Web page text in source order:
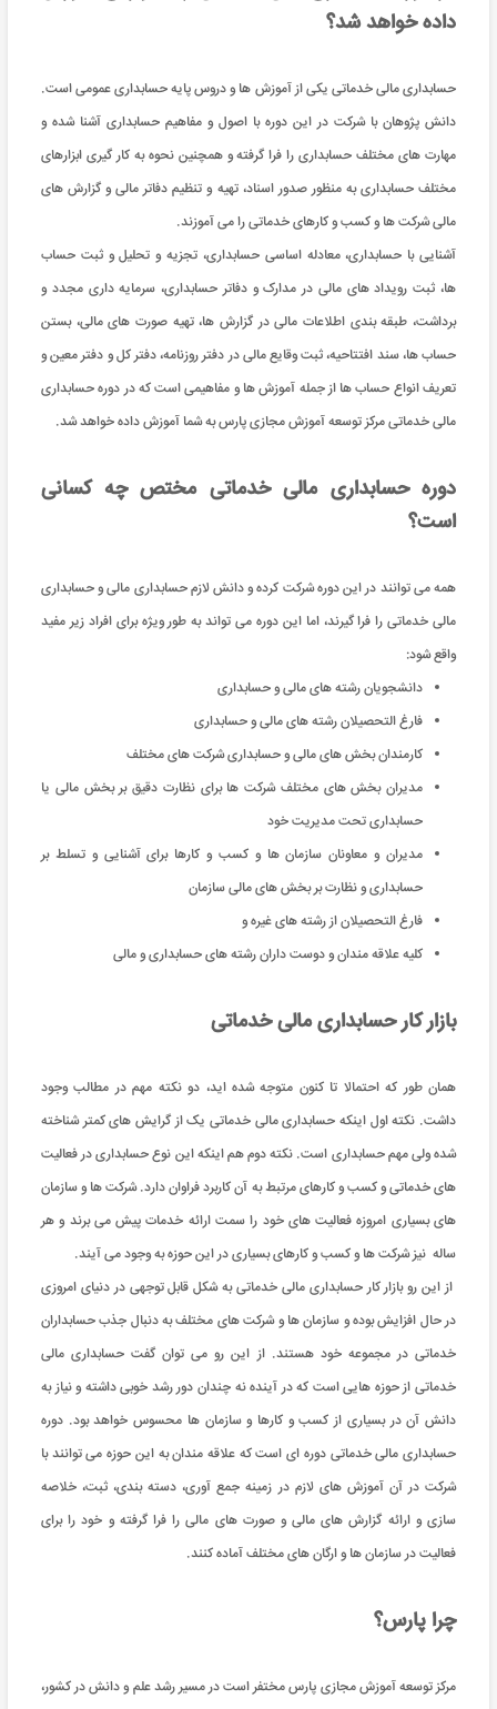
داده خواهد شد؟
حسابداری مالی خدماتی یکی از آموزش ها و دروس پایه حسابداری عمومی است.
دانش پژوهان با شرکت در این دوره با اصول و مفاهیم حسابداری آشنا شده و
مهارت های مختلف حسابداری را فرا گرفته و همچنین نحوه به کار گیری ابزارهای
مختلف حسابداری به منظور صدور اسناد، تهیه و تنظیم دفاتر مالی و گزارش های
مالی شرکت ها و کسب و کارهای خدماتی را می آموزند.
آشنایی با حسابداری، معادله اساسی حسابداری، تجزیه و تحلیل و ثبت حساب
ها، ثبت رویداد های مالی در مدارک و دفاتر حسابداری، سرمایه داری مجدد و
برداشت، طبقه بندی اطلاعات مالی در گزارش ها، تهیه صورت های مالی، بستن
حساب ها، سند افتتاحیه، ثبت وقایع مالی در دفتر روزنامه، دفتر کل و دفتر معین و
تعریف انواع حساب ها از جمله آموزش ها و مفاهیمی است که در دوره حسابداری
مالی خدماتی مرکز توسعه آموزش مجازی پارس به شما آموزش داده خواهد شد.
دوره حسابداری مالی خدماتی مختص چه کسانی
است؟
همه می توانند در این دوره شرکت کرده و دانش لازم حسابداری مالی و حسابداری
مالی خدماتی را فرا گیرند، اما این دوره می تواند به طور ویژه برای افراد زیر مفید
واقع شود:
دانشجویان رشته های مالی و حسابداری
فارغ التحصیلان رشته های مالی و حسابداری
کارمندان بخش های مالی و حسابداری شرکت های مختلف
مدیران بخش های مختلف شرکت ها برای نظارت دقیق بر بخش مالی یا
حسابداری تحت مدیریت خود
مدیران و معاونان سازمان ها و کسب و کارها برای آشنایی و تسلط بر
حسابداری و نظارت بر بخش های مالی سازمان
فارغ التحصیلان از رشته های غیره و
کلیه علاقه مندان و دوست داران رشته های حسابداری و مالی
بازار کار حسابداری مالی خدماتی
همان طور که احتمالا تا کنون متوجه شده اید، دو نکته مهم در مطالب وجود
داشت. نکته اول اینکه حسابداری مالی خدماتی یک از گرایش های کمتر شناخته
شده ولی مهم حسابداری است. نکته دوم هم اینکه این نوع حسابداری در فعالیت
های خدماتی و کسب و کارهای مرتبط به آن کاربرد فراوان دارد. شرکت ها و سازمان
های بسیاری امروزه فعالیت های خود را سمت ارائه خدمات پیش می برند و هر
ساله نیز شرکت ها و کسب و کارهای بسیاری در این حوزه به وجود می آیند.
از این رو بازار کار حسابداری مالی خدماتی به شکل قابل توجهی در دنیای امروزی
در حال افزایش بوده و سازمان ها و شرکت های مختلف به دنبال جذب حسابداران
خدماتی در مجموعه خود هستند. از این رو می توان گفت حسابداری مالی
خدماتی از حوزه هایی است که در آینده نه چندان دور رشد خوبی داشته و نیاز به
دانش آن در بسیاری از کسب و کارها و سازمان ها محسوس خواهد بود. دوره
حسابداری مالی خدماتی دوره ای است که علاقه مندان به این حوزه می توانند با
شرکت در آن آموزش های لازم در زمینه جمع‌ آوری، دسته ‌بندی، ثبت، خلاصه
سازی و ارائه گزارش‌ های مالی و صورت ‌های مالی را فرا گرفته و خود را برای
فعالیت در سازمان ها و ارگان های مختلف آماده کنند.
چرا پارس؟
مرکز توسعه آموزش مجازی پارس مختفر است در مسیر رشد علم و دانش در کشور،